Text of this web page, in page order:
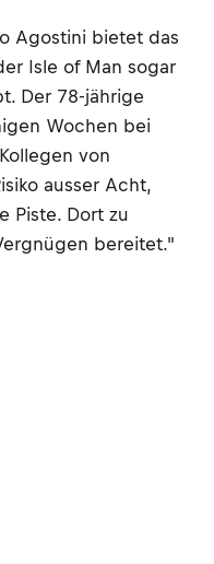
Agostini bietet das
Isle of Man sogar
Der 78-jährige
Wochen bei
von
ausser Acht,
Piste. Dort zu
bereitet."